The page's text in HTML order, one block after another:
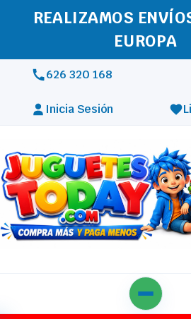
REALIZAMOS
EUROPA
626 320 168
Inicia Sesión